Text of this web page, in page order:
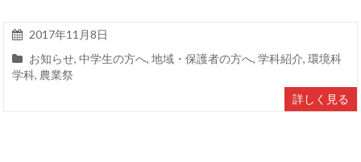
2017年11月8日
お知らせ,中学生の方へ,地域・保護者の方へ,学科紹介,環境科
学科, 農業祭
詳しく見る